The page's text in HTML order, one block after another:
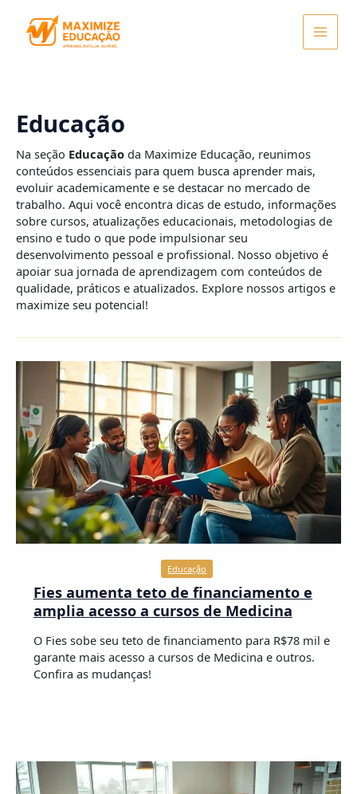
Educação
Na seção Educação da Maximize Educação, reunimos
conteúdos essenciais para quem busca aprender mais,
evoluir academicamente e se destacar no mercado de
trabalho. Aqui você encontra dicas de estudo, informações
sobre cursos, atualizações educacionais, metodologias de
ensino e tudo o que pode impulsionar seu
desenvolvimento pessoal e profissional. Nosso objetivo é
apoiar sua jornada de aprendizagem com conteúdos de
qualidade, práticos e atualizados. Explore nossos artigos e
maximize seu potencial!
Educação
Fies aumenta teto de financiamento e
amplia acesso a cursos de Medicina
O Fies sobe seu teto de financiamento para R$78 mil e
garante mais acesso a cursos de Medicina e outros.
Confira as mudanças!